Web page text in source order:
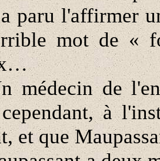
l'affirmer un
mot de «
de
à
et que